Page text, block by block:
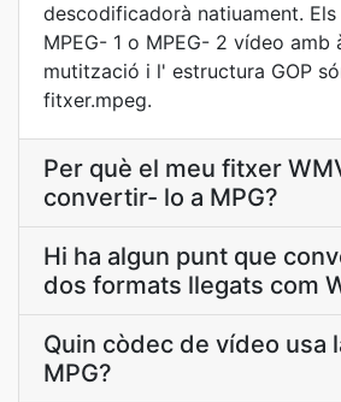
descodificadorà natiuament.
MPEG- 1 o MPEG- 2 vídeo amb
mutització i l' estructura GOP
fitxer.mpeg.
Per què el meu fitxer
convertir- lo a MPG?
Hi ha algun punt que
dos formats llegats com
Quin còdec de vídeo usa
MPG?